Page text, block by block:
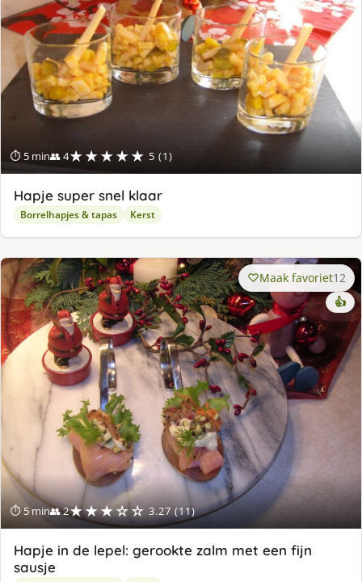
⏱ 5 min👥 4★★★★★ 5 (1)
Hapje super snel klaar
Borrelhapjes & tapas Kerst
⏱ 5 min👥 2★★★☆☆ 3.27 (11)
Maak favoriet12
👍
Hapje in de lepel: gerookte zalm met een fijn
sausje